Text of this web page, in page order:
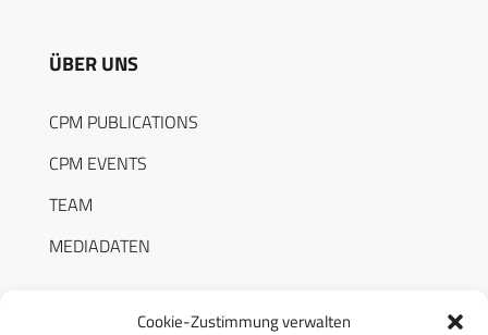
Cookie-Zustimmung verwalten
ÜBER UNS
CPM PUBLICATIONS
CPM EVENTS
TEAM
MEDIADATEN